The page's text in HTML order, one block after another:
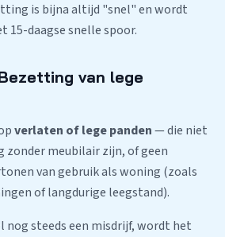
is bijna altijd "snel" en wordt
15-daagse snelle spoor.
van lege
verlaten of lege panden— die niet
zonder meubilair zijn, of geen
van gebruik als woning (zoals
of langdurige leegstand).
nog steeds een misdrijf, wordt het